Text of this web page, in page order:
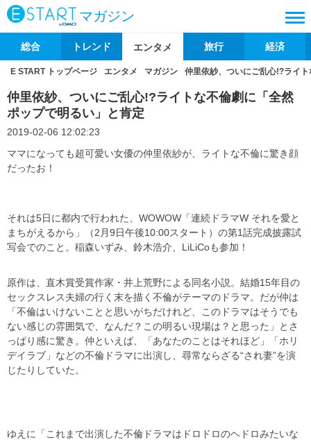
マガジン
総合 トレンド エンタメ 旅行 経済
E START トップページ エンタメ マガジン 仲里依紗、ついにご乱心!?ライ
仲里依紗、ついにご乱心!?ライトな不倫劇に「全然
ポップで明るい」と肯定
2019-02-06 12:02:23
ママになっても超可愛い女優の仲里依紗が、ライトな不倫に驚き顔
だったお！
それは5日に都内で行われた、WOWOW「連続ドラマW それを愛と
まちがえるから」（2月9日午後10:00スタート）の第1話完成披露試
写会でのこと。稲森いずみ、鈴木浩介、LiLiCoも参加！
原作は、直木賞受賞作家・井上荒野による同名小説。結婚15年目の
セックスレス夫婦の行く末を描く不倫がテーマのドラマ。だが仲は
「不倫はいけないことと思いがちだけれど、このドラマはそうでも
ない感じの雰囲気で、なんだ？この明るい現場は？と思った」とさ
っぱり感に驚き。仲といえば、「あなたのことはそれほど」「ホリ
デイラブ」などの不倫ドラマに出演し、尋常ならざる“され妻”を演
じたりしていた。
ゆえに「これまで出演した不倫ドラマはドロドロのヘドロみたいな